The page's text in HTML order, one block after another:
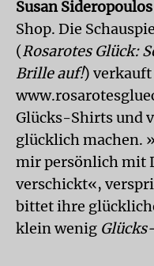
Susan Sidero­poulos
Shop. Die
(Rosarotes Glück:
Brille auf!) verkauft
Glücks-Shirts und
glücklich machen.
mir persönlich mit
verschickt«,
bittet ihre
klein wenig